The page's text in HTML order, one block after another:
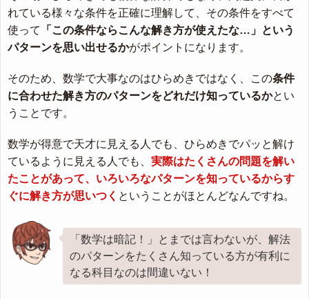
れている様々な条件を正確に理解して、その条件をすべて
使って
「この条件ならこんな解き方が使えたな…」という
パターンを思い出せるかがポイントになります。
そのため、数学で大事なのはひらめきではなく、この条件
に合わせた解き方のパターンをどれだけ知っているかとい
うことです。
数学が得意で天才に見える人でも、ひらめきでパッと解け
ているように見える人でも、 実際はたくさんの問題を解い
たことがあって、いろいろなパターンを知っているからす
ぐに解き方が思いつく ということがほとんどなんですね。
「数学は暗記！」とまでは言わないが、解法
のパターンをたくさん知っている方が有利に
なる科目なのは間違いない！